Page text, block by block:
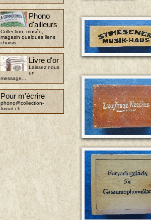
Phono
d'ailleurs
Collection, musée,
magasin quelques liens
choisis
Livre d'or
Laissez nous
un
message...
Pour m'écrire
phono@collection-
frioud.ch